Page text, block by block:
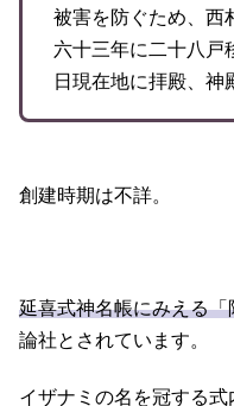
被害を防ぐため、西
六十三年に二十八戸
日現在地に拝殿、神
創建時期は不詳。
延喜式神名帳にみえる
論社とされています。
イザナミの名を冠する